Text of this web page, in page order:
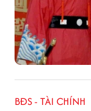
BĐS - TÀI CHÍNH